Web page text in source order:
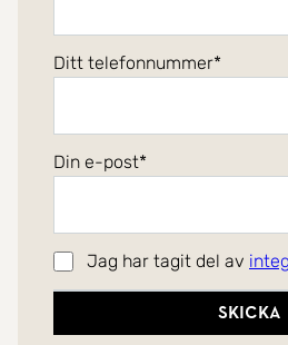
Ditt telefonnummer
Din e-post
Jag har tagit del av
Skicka